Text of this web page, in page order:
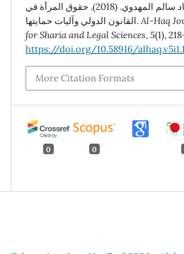
سعاد سالم المهدوي. (2018). حقوق المرأة في
القانون الدولي وآليات حمايتها.Al-Haq
for Sharia and Legal Sciences,5(1),
https://doi.org/10.58916/
More Citation Formats
0 0